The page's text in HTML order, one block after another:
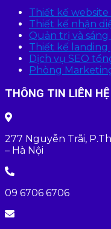
Thiết kế
Thiết kế nhận
Quản trị và
Thiết kế landing
Dịch vụ SEO
Phòng
THÔNG TIN LIÊN HỆ
277 Nguyễn Trãi,
– Hà Nội
09 6706 6706